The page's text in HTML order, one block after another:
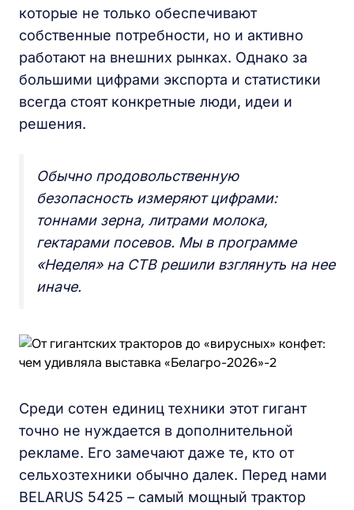
которые не только обеспечивают
собственные потребности, но и активно
работают на внешних рынках. Однако за
большими цифрами экспорта и статистики
всегда стоят конкретные люди, идеи и
решения.
Обычно продовольственную
безопасность измеряют цифрами:
тоннами зерна, литрами молока,
гектарами посевов. Мы в программе
«Неделя» на СТВ решили взглянуть на нее
иначе.
Среди сотен единиц техники этот гигант
точно не нуждается в дополнительной
рекламе. Его замечают даже те, кто от
сельхозтехники обычно далек. Перед нами
BELARUS 5425 – самый мощный трактор